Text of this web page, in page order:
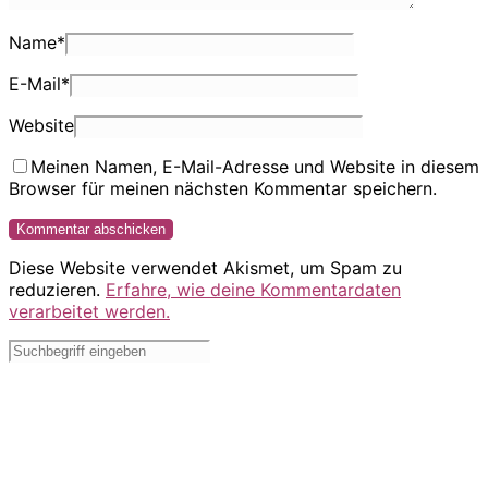
Name*
E-Mail*
Website
Meinen Namen, E-Mail-Adresse und Website in diesem
Browser für meinen nächsten Kommentar speichern.
Diese Website verwendet Akismet, um Spam zu
reduzieren. Erfahre, wie deine Kommentardaten
verarbeitet werden.